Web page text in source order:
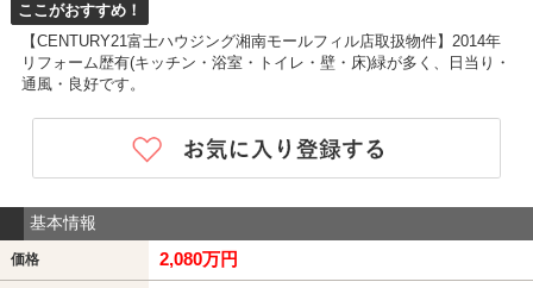
ここがおすすめ！
【CENTURY21富士ハウジング湘南モールフィル店取扱物件】2014年
リフォーム歴有(キッチン・浴室・トイレ・壁・床)緑が多く、日当り・
通風・良好です。
基本情報
価格 2,080万円